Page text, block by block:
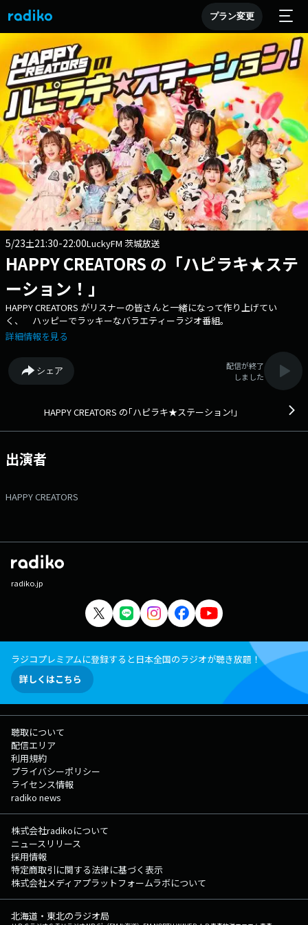
プラン変更
5/23土21:30-22:00LuckyFM 茨城放送
HAPPY CREATORS の「ハピラキ★ステ
ーション！」
HAPPY CREATORS がリスナーの皆さんと一緒になって作り上げてい
く、 ハッピーでラッキーなバラエティーラジオ番組。
詳細情報を見る
シェア
配信が終了
しました
HAPPY CREATORS の｢ハピラキ★ステーション!｣
出演者
HAPPY CREATORS
radiko.jp
ラジコプレミアムに登録すると日本全国のラジオが聴き放題！
詳しくはこちら
聴取について
配信エリア
利用規約
プライバシーポリシー
ライセンス情報
radiko news
株式会社radikoについて
ニュースリリース
採用情報
特定商取引に関する法律に基づく表示
株式会社メディアプラットフォームラボについて
北海道・東北のラジオ局